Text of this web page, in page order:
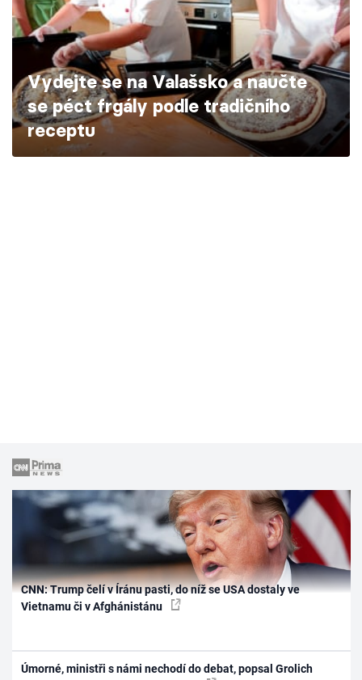
Škola vaření
Recepty z TV
Speciál: Cuketa
Těhotnej kuchař
Vydejte se na Valašsko a naučte
se péct frgály podle tradičního
receptu
CNN: Trump čelí v Íránu pasti, do níž se USA dostaly ve
Vietnamu či v Afghánistánu
Úmorné, ministři s námi nechodí do debat, popsal Grolich